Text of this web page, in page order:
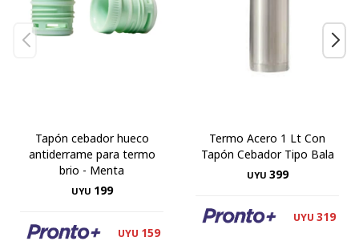
Tapón cebador hueco
antiderrame para termo
brio - Menta
UYU 199
UYU 159
Termo Acero 1 Lt Con
Tapón Cebador Tipo Bala
UYU 399
UYU 319